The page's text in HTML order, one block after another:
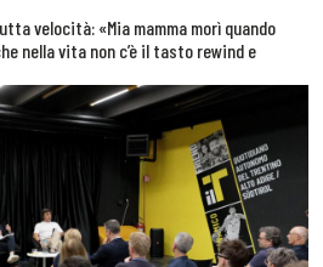
velocità: «Mia mamma morì quando
nella vita non c’è il tasto rewind e